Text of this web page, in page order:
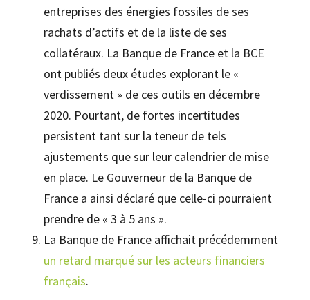
entreprises des énergies fossiles de ses
rachats d’actifs et de la liste de ses
collatéraux. La Banque de France et la BCE
ont publiés deux études explorant le «
verdissement » de ces outils en décembre
2020. Pourtant, de fortes incertitudes
persistent tant sur la teneur de tels
ajustements que sur leur calendrier de mise
en place. Le Gouverneur de la Banque de
France a ainsi déclaré que celle-ci pourraient
prendre de « 3 à 5 ans ».
La Banque de France affichait précédemment
un retard marqué sur les acteurs financiers
français.